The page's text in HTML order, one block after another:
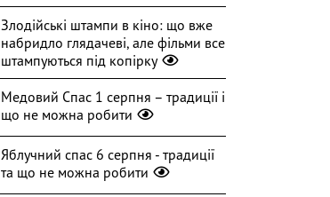
Злодійські штампи в кіно: що вже
набридло глядачеві, але фільми все
штампуються під копірку
Медовий Спас 1 серпня – традиції і
що не можна робити
Яблучний спас 6 серпня - традиції
та що не можна робити